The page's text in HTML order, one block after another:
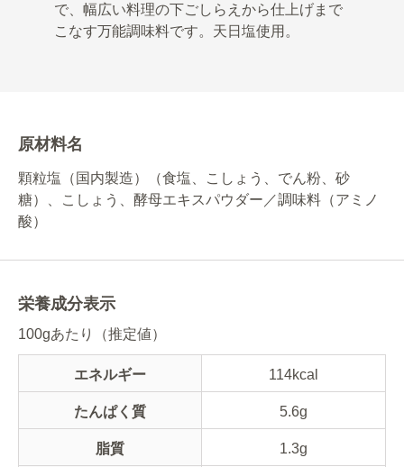
で、幅広い料理の下ごしらえから仕上げまで
こなす万能調味料です。天日塩使用。
原材料名
顆粒塩（国内製造）（食塩、こしょう、でん粉、砂
糖）、こしょう、酵母エキスパウダー／調味料（アミノ
酸）
栄養成分表示
100gあたり（推定値）
エネルギー 114kcal
たんぱく質 5.6g
脂質 1.3g